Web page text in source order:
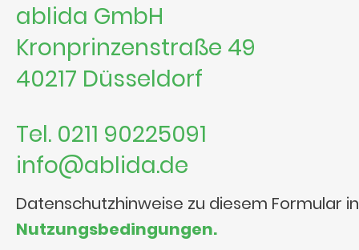
ablida GmbH
Kronprinzenstraße 49
40217 Düsseldorf
Tel. 0211 90225091
info@ablida.de
Datenschutzhinweise zu diesem Formular
Nutzungsbedingungen.